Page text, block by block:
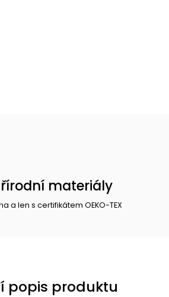
materiály
a len s certifikátem OEKO-TEX
popis produktu